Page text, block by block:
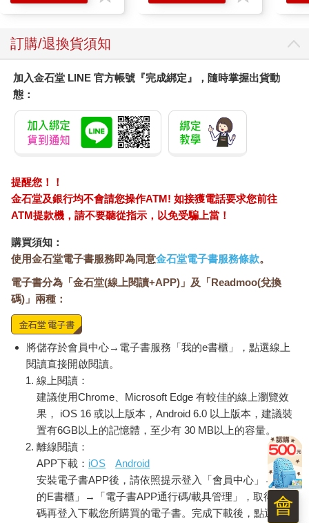
訂購/退換貨須知
加入金石堂 LINE 官方帳號『完成綁定』，隨時掌握出貨動
態：
提醒您！！
金石堂及銀行均不會請您操作ATM! 如接獲電話要求您前往
ATM提款機，請不要聽從指示，以免受騙上當！
購買須知：
使用金石堂電子書服務即為同意金石堂電子書服務條款。
電子書分為「金石堂(線上閱讀+APP)」及「Readmoo(兌換
碼)」兩種：
將儲存於會員中心→電子書服務「我的e書櫃」，點選線上
閱讀直接開啟閱讀。
線上閱讀：
建議使用Chrome、Microsoft Edge 有較佳的線上瀏覽效
果， iOS 16 或以上版本，Android 6.0 以上版本，建議裝
置有6GB以上的記憶體，至少有 30 MB以上的容量。
離線閱讀：
APP下載： iOS
Android
安裝電子書APP後，請依照提示登入「會員中心」→「我
的E書櫃」→「電子書APP通行碼/載具管理」，取得通行
碼再登入下載您所購買的電子書。完成下載後，點選任一
會